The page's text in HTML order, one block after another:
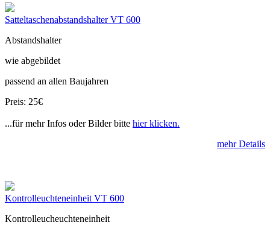
Satteltaschenabstandshalter VT 600
Abstandshalter
wie abgebildet
passend an allen Baujahren
Preis: 25€
...für mehr Infos oder Bilder bitte hier klicken.
mehr Details
Kontrolleuchteneinheit VT 600
Kontrolleucheuchteneinheit